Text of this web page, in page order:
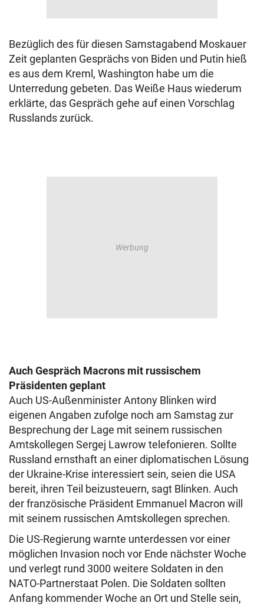
Bezüglich des für diesen Samstagabend Moskauer
Zeit geplanten Gesprächs von Biden und Putin hieß
es aus dem Kreml, Washington habe um die
Unterredung gebeten. Das Weiße Haus wiederum
erklärte, das Gespräch gehe auf einen Vorschlag
Russlands zurück.
Auch Gespräch Macrons mit russischem
Präsidenten geplant
Auch US-Außenminister Antony Blinken wird
eigenen Angaben zufolge noch am Samstag zur
Besprechung der Lage mit seinem russischen
Amtskollegen Sergej Lawrow telefonieren. Sollte
Russland ernsthaft an einer diplomatischen Lösung
der Ukraine-Krise interessiert sein, seien die USA
bereit, ihren Teil beizusteuern, sagt Blinken. Auch
der französische Präsident Emmanuel Macron will
mit seinem russischen Amtskollegen sprechen.
Die US-Regierung warnte unterdessen vor einer
möglichen Invasion noch vor Ende nächster Woche
und verlegt rund 3000 weitere Soldaten in den
NATO-Partnerstaat Polen. Die Soldaten sollten
Anfang kommender Woche an Ort und Stelle sein,